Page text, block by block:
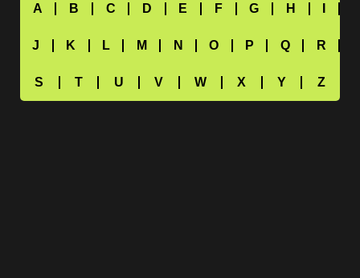
A B C D E F G H
I
J
K L M N O P Q
R
S
T U V W X Y Z